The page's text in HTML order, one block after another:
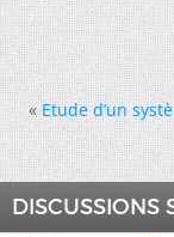
« Etude d’un
DISCUSSIONS